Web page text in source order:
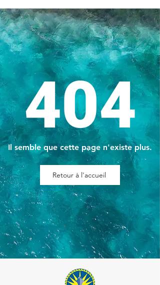
404
Il semble que cette page n'existe plus.
Retour à l'accueil